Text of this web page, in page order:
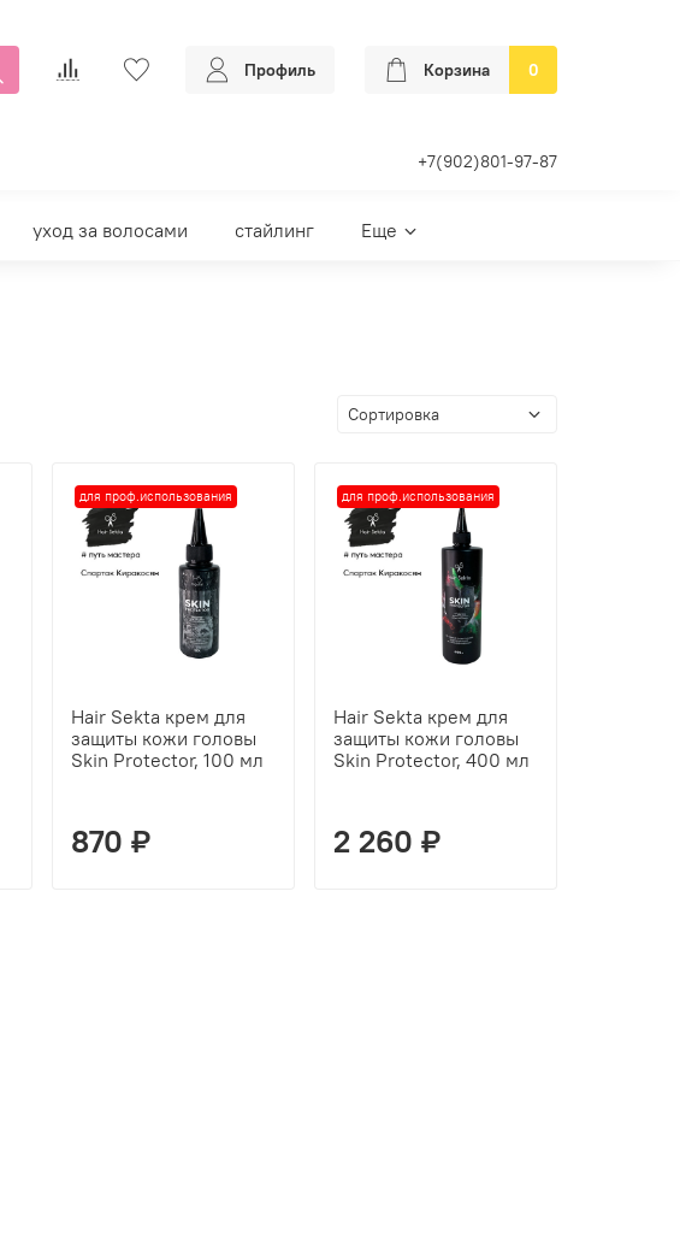
Профиль Корзина 0
+7(902)801-97-87
уход за волосами стайлинг
Еще
для проф.использования
Hair Sekta крем для
защиты кожи головы
Skin Protector, 100 мл
870 ₽
для проф.использования
Hair Sekta крем для
защиты кожи головы
Skin Protector, 400 мл
2 260 ₽